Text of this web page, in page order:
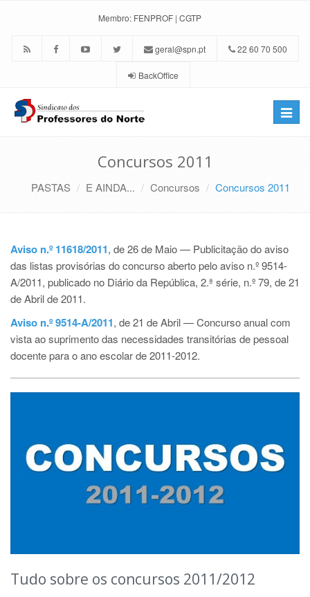
Membro: FENPROF | CGTP
geral@spn.pt 22 60 70 500
BackOffice
Toggle
Concursos 2011
PASTAS E AINDA... Concursos Concursos 2011
Aviso n.º 11618/2011, de 26 de Maio — Publicitação do aviso
das listas provisórias do concurso aberto pelo aviso n.º 9514-
A/2011, publicado no Diário da República, 2.ª série, n.º 79, de 21
de Abril de 2011.
Aviso n.º 9514-A/2011, de 21 de Abril — Concurso anual com
vista ao suprimento das necessidades transitórias de pessoal
docente para o ano escolar de 2011-2012.
Tudo sobre os concursos 2011/2012